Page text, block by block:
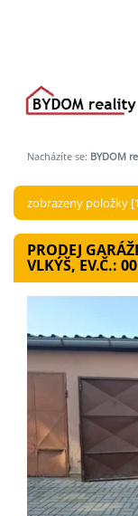
Nacházíte se: BYDOM
zobrazeny položky
PRODEJ
VLKÝŠ, EV.Č.: